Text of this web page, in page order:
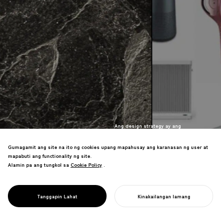
DESIGN STRATEGY
Ang design strategy ay ang
humuhubog sa kung paano nakikipag-
pangmatagalang halaga para sa mga
tao at lipunan.
SIMULAN ANG INYONG PROYEKTO
Gumagamit ang site na ito ng cookies upang mapahusay ang karanasan ng user at
mapabuti ang functionality ng site.
Alamin pa ang tungkol sa Cookie Policy
Cookie Policy .
Tanggapin Lahat Kinakailangan lamang